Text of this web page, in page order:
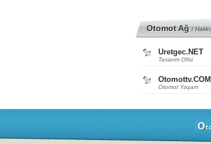
Otomot Ağ/
Uretgec.NET
Tasarım Ofisi
Otomottv.COM
Otomot Yaşam